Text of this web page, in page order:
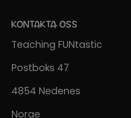
KONTAKTA OSS
Teaching FUNtastic
Postboks 47
4854 Nedenes
Norge